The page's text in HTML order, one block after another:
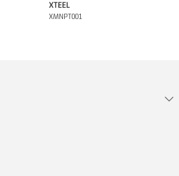
XTEEL
XMNPT001